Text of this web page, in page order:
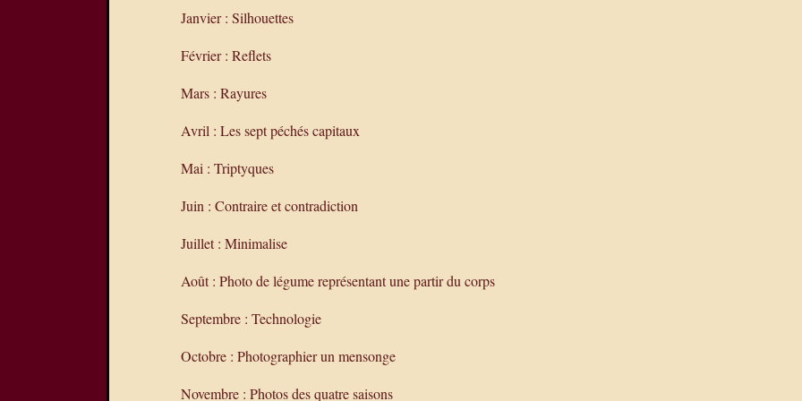
Janvier : Silhouettes
Février : Reflets
Mars : Rayures
Avril : Les sept péchés capitaux
Mai : Triptyques
Juin : Contraire et contradiction
Juillet : Minimalise
Août : Photo de légume représentant une partir du corps
Septembre : Technologie
Octobre : Photographier un mensonge
Novembre : Photos des quatre saisons